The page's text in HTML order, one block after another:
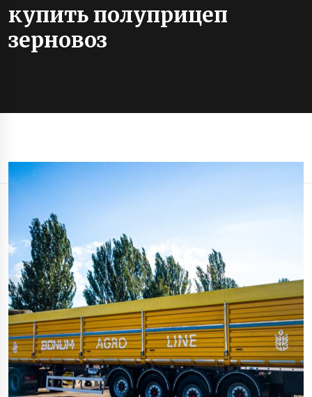
купить полуприцеп
зерновоз